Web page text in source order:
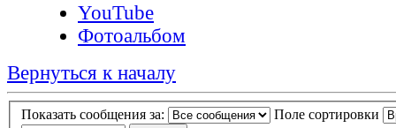
YouTube
Фотоальбом
Вернуться к началу
Показать сообщения за: Поле сортировки